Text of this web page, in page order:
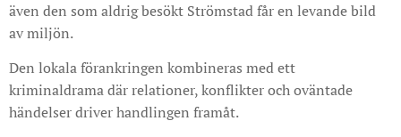
även den som aldrig besökt Strömstad får en levande bild
av miljön.
Den lokala förankringen kombineras med ett
kriminaldrama där relationer, konflikter och oväntade
händelser driver handlingen framåt.